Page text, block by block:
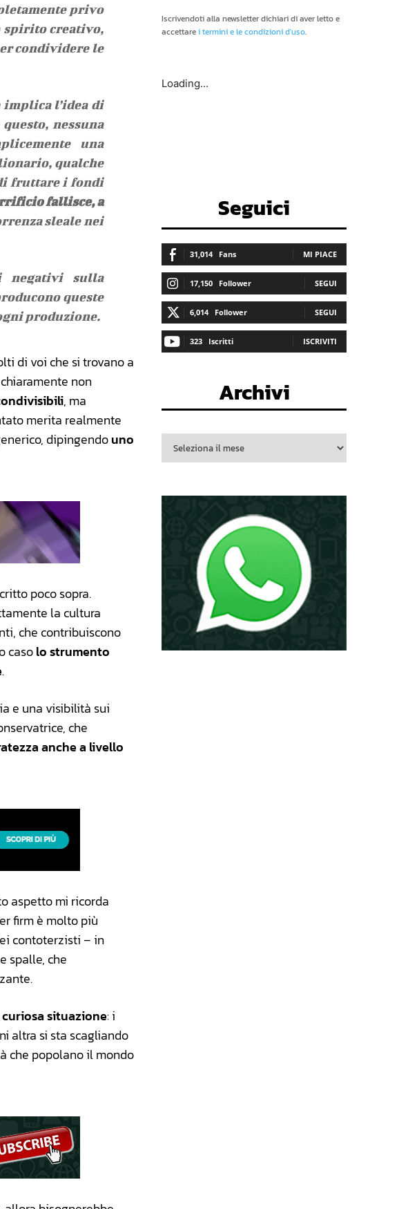
privo
spirito creativo,
condividere le
implica l’idea di
nessuna
una
qualche
fruttare i fondi
fallisce, a
sleale nei
negativi sulla
queste
produzione.
di voi che si trovano a
non
, ma
merita realmente
dipingendouno
poco sopra.
la cultura
che contribuiscono
casolo strumento
.
e una visibilità sui
che
anche a livello
aspetto mi ricorda
firm è molto più
contoterzisti – in
spalle, che
situazione: i
altra si sta scagliando
che popolano il mondo
Iscrivendoti alla newsletter dichiari di aver letto e
accettarei termini e le condizioni d'uso.
Loading...
Seguici
31,014 Fans MI PIACE
17,150 Follower SEGUI
6,014 Follower SEGUI
323 Iscritti ISCRIVITI
Archivi